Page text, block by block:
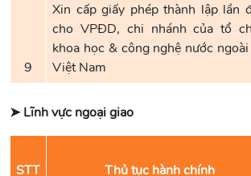
9
Xin cấp giấy phép thành lập lần
cho VPĐD, chi nhánh của tổ
khoa học & công nghệ nước
Việt Nam
➤ Lĩnh vực ngoại giao
STT Thủ tục hành chính